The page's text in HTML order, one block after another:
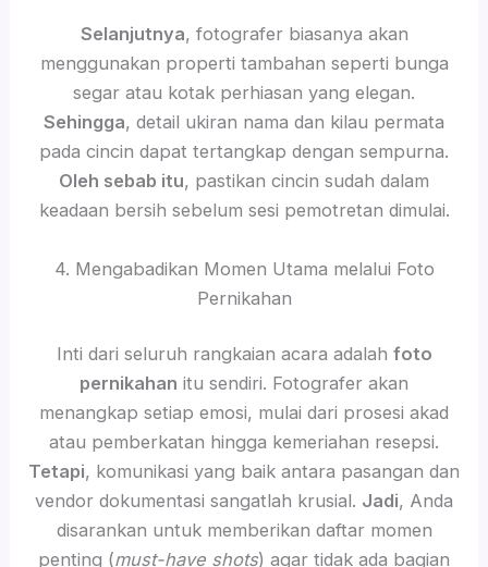
Selanjutnya, fotografer biasanya akan
menggunakan properti tambahan seperti bunga
segar atau kotak perhiasan yang elegan.
Sehingga, detail ukiran nama dan kilau permata
pada cincin dapat tertangkap dengan sempurna.
Oleh sebab itu, pastikan cincin sudah dalam
keadaan bersih sebelum sesi pemotretan dimulai.
4. Mengabadikan Momen Utama melalui Foto
Pernikahan
Inti dari seluruh rangkaian acara adalah foto
pernikahan itu sendiri. Fotografer akan
menangkap setiap emosi, mulai dari prosesi akad
atau pemberkatan hingga kemeriahan resepsi.
Tetapi, komunikasi yang baik antara pasangan dan
vendor dokumentasi sangatlah krusial. Jadi, Anda
disarankan untuk memberikan daftar momen
penting (must-have shots) agar tidak ada bagian